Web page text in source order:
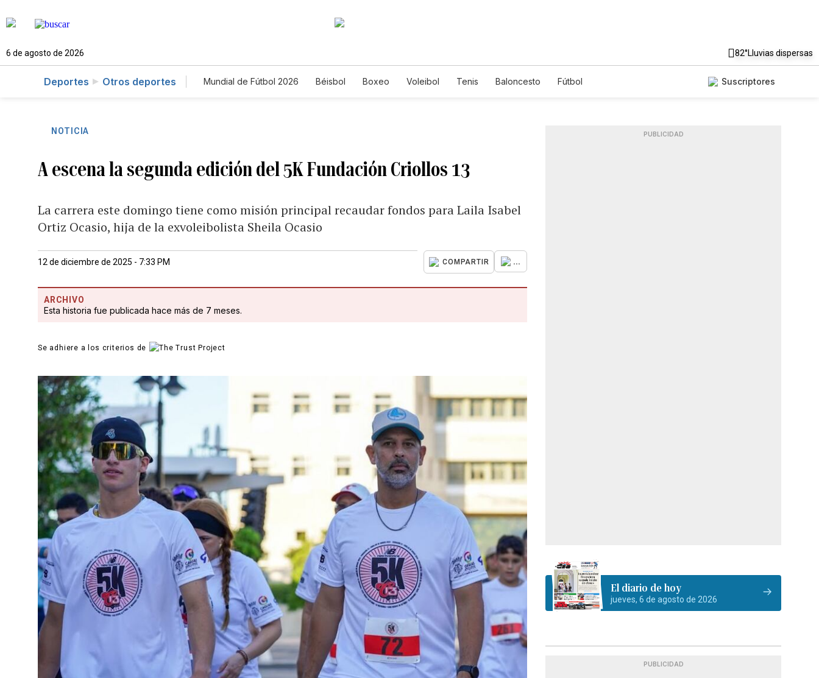
6 de agosto de 2026 82°Lluvias dispersas
Deportes Otros deportes Mundial de Fútbol 2026 Béisbol Boxeo Voleibol Tenis Baloncesto Fútbol Suscriptores
NOTICIA
A escena la segunda edición del 5K Fundación Criollos 13
La carrera este domingo tiene como misión principal recaudar fondos para Laila Isabel
Ortiz Ocasio, hija de la exvoleibolista Sheila Ocasio
12 de diciembre de 2025 - 7:33 PM COMPARTIR ...
ARCHIVO
Esta historia fue publicada hace más de 7 meses.
Se adhiere a los criterios de
PUBLICIDAD
El diario de hoy
jueves, 6 de agosto de 2026
PUBLICIDAD